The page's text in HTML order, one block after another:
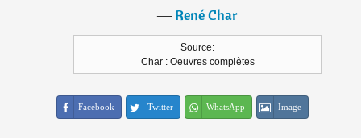
―René Char
Source:
Char : Oeuvres complètes
Facebook Twitter WhatsApp Image